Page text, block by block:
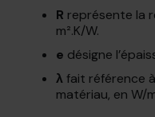
R représente la
m².K/W.
e désigne
λfait référence
matériau, en W/